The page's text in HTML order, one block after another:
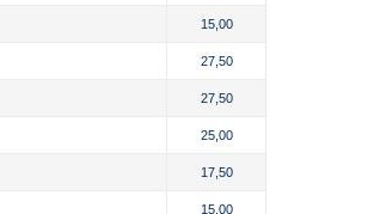
15,00
27,50
27,50
25,00
17,50
15,00